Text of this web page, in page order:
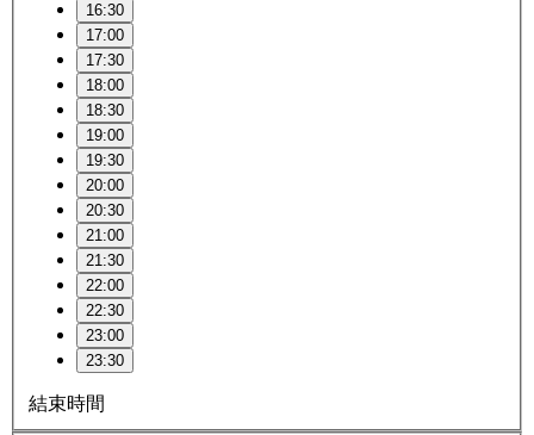
16:30
17:00
17:30
18:00
18:30
19:00
19:30
20:00
20:30
21:00
21:30
22:00
22:30
23:00
23:30
結束時間